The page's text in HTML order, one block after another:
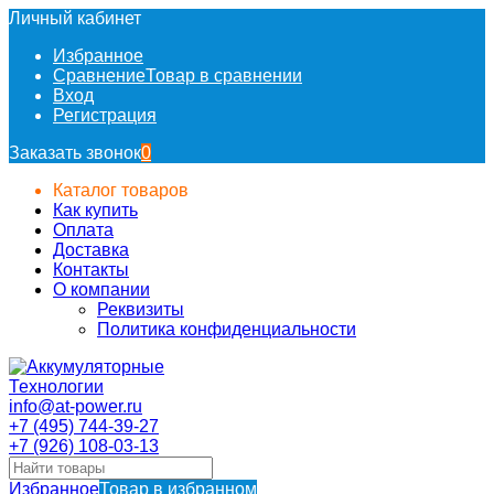
Личный кабинет
Избранное
СравнениеТовар в сравнении
Вход
Регистрация
Заказать звонок0
Каталог товаров
Как купить
Оплата
Доставка
Контакты
О компании
Реквизиты
Политика конфиденциальности
info@at-power.ru
+7 (495) 744-39-27
+7 (926) 108-03-13
ИзбранноеТовар в избранном